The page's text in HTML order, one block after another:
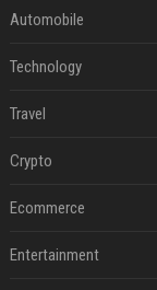
Automobile
Technology
Travel
Crypto
Ecommerce
Entertainment